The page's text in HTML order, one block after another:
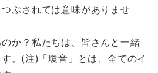
ぶされては意味がありませ
か？私たちは、皆さんと一緒
。(注)「瓊音」とは、全てのイ